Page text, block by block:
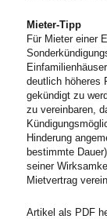
Mieter-Tipp
Für Mieter einer
deutlich höheres
gekündigt zu
zu vereinbaren,
Hinderung
bestimmte
seiner
Mietvertrag
Artikel als PDF